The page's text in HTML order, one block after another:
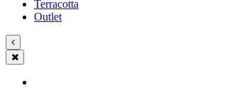
Terracotta
Outlet